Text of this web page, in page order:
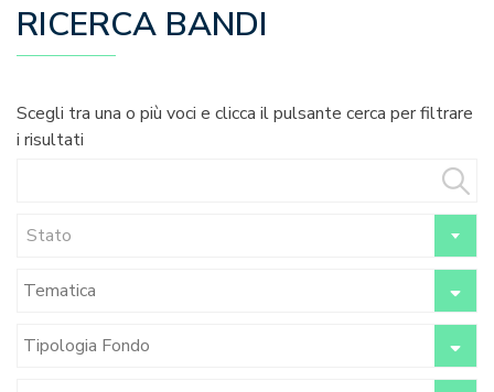
RICERCA BANDI
Scegli tra una o più voci e clicca il pulsante cerca per filtrare
i risultati
Stato